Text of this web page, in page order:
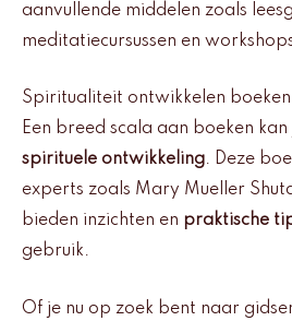
aanvullende middelen zoals
meditatiecursussen en
Spiritualiteit ontwikkelen boeken
Een breed scala aan boeken
spirituele ontwikkeling. Deze
experts zoals Mary Mueller
bieden inzichten en praktische
gebruik.
Of je nu op zoek bent naar